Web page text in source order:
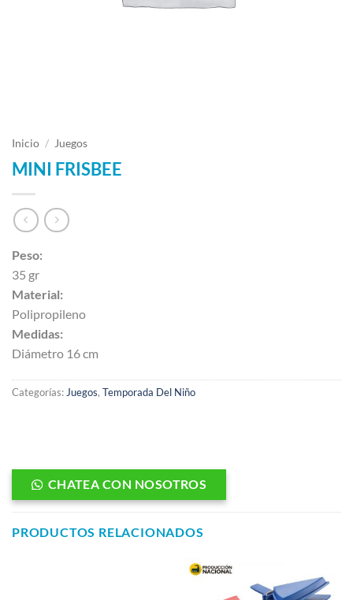
Inicio / Juegos
MINI FRISBEE
Peso:
35 gr
Material:
Polipropileno
Medidas:
Diámetro 16 cm
Categorías:Juegos, Temporada Del Niño
CHATEA CON NOSOTROS
PRODUCTOS RELACIONADOS